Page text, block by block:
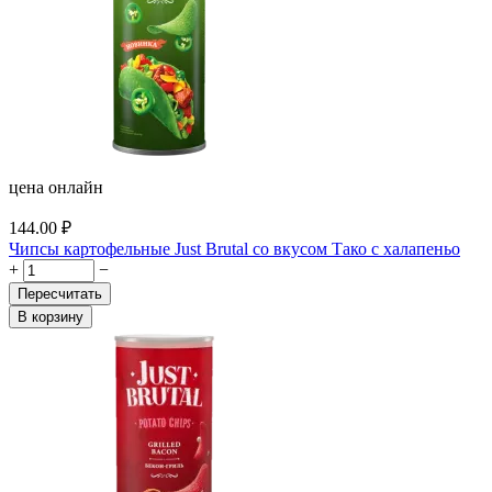
цена онлайн
144.00 ₽
Чипсы картофельные Just Brutal со вкусом Тако с халапеньо
+
−
Пересчитать
В корзину